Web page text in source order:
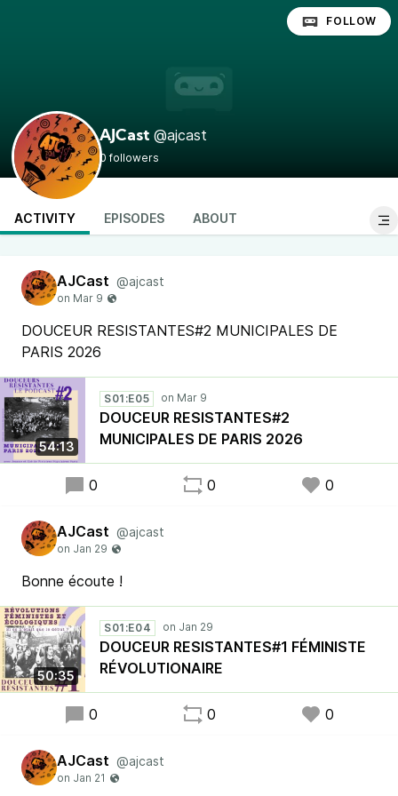
AJCast @ajcast
0 followers
FOLLOW
ACTIVITY EPISODES ABOUT
AJCast @ajcast
DOUCEUR RESISTANTES#2 MUNICIPALES DE
PARIS 2026
54:13
S01:E05
DOUCEUR RESISTANTES#2
MUNICIPALES DE PARIS 2026
0 0 0
AJCast @ajcast
Bonne écoute !
50:35
S01:E04
DOUCEUR RESISTANTES#1 FÉMINISTE
RÉVOLUTIONAIRE
0 0 0
AJCast @ajcast